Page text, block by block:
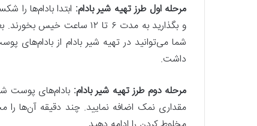
مرحله اول طرز تهیه شیر بادام: ابتدا بادام‌ها
و بگذارید به مدت ۶ تا ۱۲
شما می‌توانید در تهیه شیر بادام از بادام‌های
داشت.
مرحله دوم طرز تهیه شیر بادام: بادام‌های پوست
مقداری نمک اضافه نمایید. چند دقیقه آن‌ها را